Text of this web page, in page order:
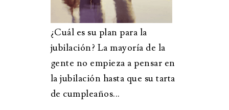
¿Cuál es su plan para la
jubilación? La mayoría de la
gente no empieza a pensar en
la jubilación hasta que su tarta
de cumpleaños...